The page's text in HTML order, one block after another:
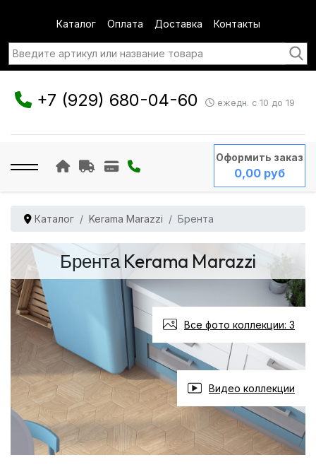
Каталог Оплата Доставка Контакты
+7 (929) 680-04-60 ежедн. с 10 до 19
Оформить заказ
0,00 руб
Каталог Kerama Marazzi Брента
Брента Kerama Marazzi
Все фото коллекции: 3
Видео коллекции